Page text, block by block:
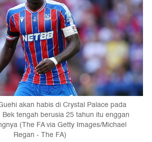
akan habis di Crystal Palace pada
tengah berusia 25 tahun itu enggan
(The FA via Getty Images/Michael
Regan - The FA)